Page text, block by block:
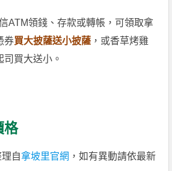
ATM領錢、存款或轉帳，可領取拿
券買大披薩送小披薩 ，或香草烤雞
買大送小。
格
理自拿坡里官網 ，如有異動請依最新